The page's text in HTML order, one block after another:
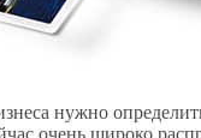
нужно
очень широко